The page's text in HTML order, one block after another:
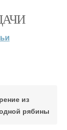
из
рябины